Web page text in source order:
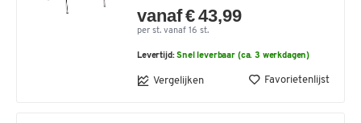
vanaf € 43,99
per st. vanaf 16 st.
Levertijd:Snel leverbaar (ca. 3 werkdagen)
Vergelijken Favorietenlijst